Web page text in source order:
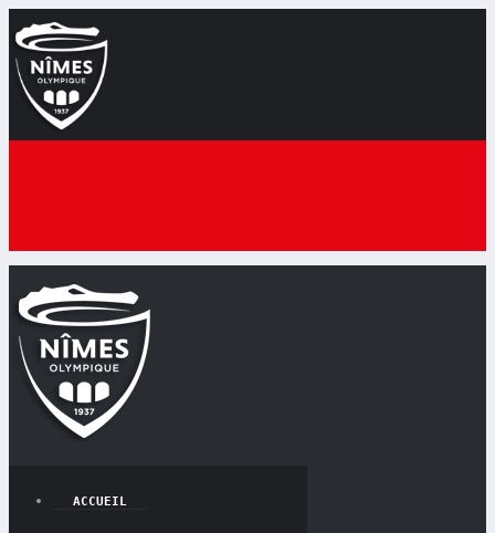
ACCUEIL